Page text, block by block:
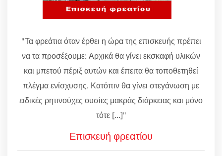
"Τα φρεάτια όταν έρθει η ώρα της επισκευής πρέπει
να τα προσέξουμε: Αρχικά θα γίνει εκσκαφή υλικών
και μπετού πέριξ αυτών και έπειτα θα τοποθετηθεί
πλέγμα ενίσχυσης. Κατόπιν θα γίνει στεγάνωση με
ειδικές ρητινούχες ουσίες μακράς διάρκειας και μόνο
τότε [...]"
Επισκευή φρεατίου